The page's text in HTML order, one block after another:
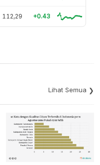
112,29 +0.43
Lihat Semua